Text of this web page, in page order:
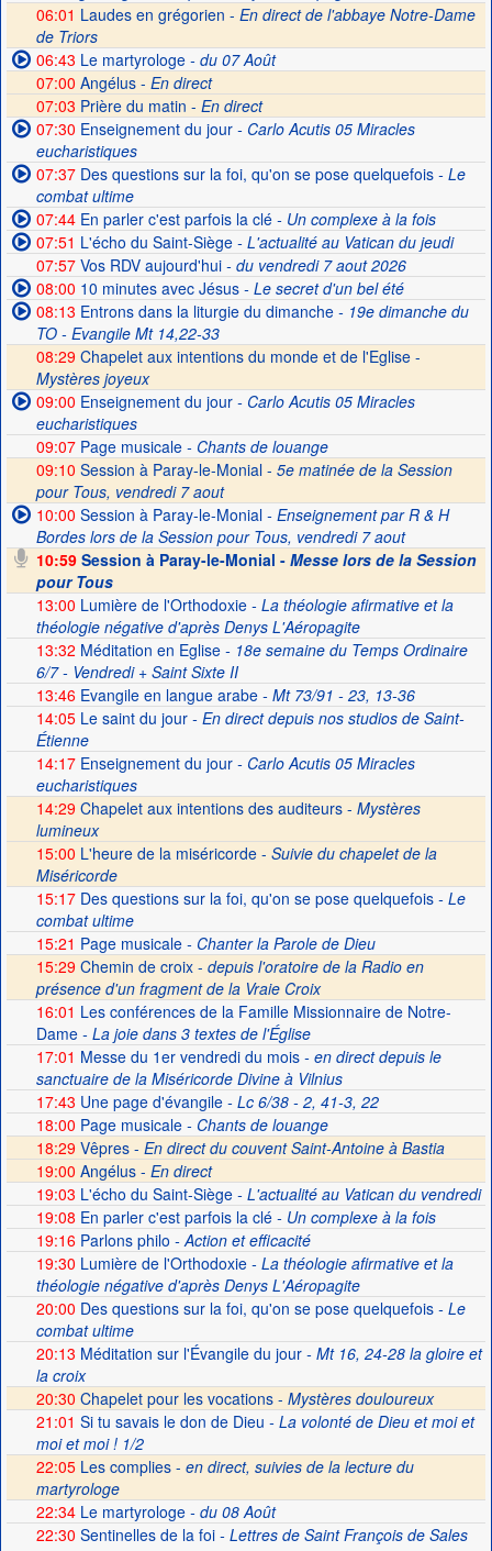
06:01 Laudes en grégorien - En direct de l'abbaye Notre-Dame
de Triors
06:43 Le martyrologe- du 07 Août
07:00 Angélus - En direct
07:03 Prière du matin - En direct
07:30 Enseignement du jour- Carlo Acutis 05 Miracles
eucharistiques
07:37Des questions sur la foi, qu'on se pose quelquefois- Le
combat ultime
07:44En parler c'est parfois la clé- Un complexe à la fois
07:51 L'écho du Saint-Siège- L'actualité au Vatican du jeudi
07:57Vos RDV aujourd'hui- du vendredi 7 aout 2026
08:00 10 minutes avec Jésus- Le secret d'un bel été
08:13 Entrons dans la liturgie du dimanche- 19e dimanche du
TO - Evangile Mt 14,22-33
08:29 Chapelet aux intentions du monde et de l'Eglise -
Mystères joyeux
09:00 Enseignement du jour- Carlo Acutis 05 Miracles
eucharistiques
09:07Page musicale- Chants de louange
09:10 Session à Paray-le-Monial - 5e matinée de la Session
pour Tous, vendredi 7 aout
10:00 Session à Paray-le-Monial- Enseignement par R & H
Bordes lors de la Session pour Tous, vendredi 7 aout
10:59Session à Paray-le-Monial - Messe lors de la Session
pour Tous
13:00 Lumière de l'Orthodoxie- La théologie afirmative et la
théologie négative d'après Denys L'Aéropagite
13:32 Méditation en Eglise- 18e semaine du Temps Ordinaire
6/7 - Vendredi + Saint Sixte II
13:46Evangile en langue arabe- Mt 73/91 - 23, 13-36
14:05Le saint du jour- En direct depuis nos studios de Saint-
Étienne
14:17Enseignement du jour- Carlo Acutis 05 Miracles
eucharistiques
14:29 Chapelet aux intentions des auditeurs - Mystères
lumineux
15:00 L'heure de la miséricorde - Suivie du chapelet de la
Miséricorde
15:17Des questions sur la foi, qu'on se pose quelquefois- Le
combat ultime
15:21 Page musicale- Chanter la Parole de Dieu
15:29 Chemin de croix - depuis l'oratoire de la Radio en
présence d'un fragment de la Vraie Croix
16:01 Les conférences de la Famille Missionnaire de Notre-
Dame- La joie dans 3 textes de l'Église
17:01 Messe du 1er vendredi du mois- en direct depuis le
sanctuaire de la Miséricorde Divine à Vilnius
17:43 Une page d'évangile- Lc 6/38 - 2, 41-3, 22
18:00 Page musicale- Chants de louange
18:29 Vêpres - En direct du couvent Saint-Antoine à Bastia
19:00 Angélus - En direct
19:03 L'écho du Saint-Siège- L'actualité au Vatican du vendredi
19:08 En parler c'est parfois la clé- Un complexe à la fois
19:16Parlons philo - Action et efficacité
19:30 Lumière de l'Orthodoxie- La théologie afirmative et la
théologie négative d'après Denys L'Aéropagite
20:00 Des questions sur la foi, qu'on se pose quelquefois- Le
combat ultime
20:13 Méditation sur l'Évangile du jour- Mt 16, 24-28 la gloire et
la croix
20:30 Chapelet pour les vocations - Mystères douloureux
21:01 Si tu savais le don de Dieu - La volonté de Dieu et moi et
moi et moi ! 1/2
22:05Les complies - en direct, suivies de la lecture du
martyrologe
22:34Le martyrologe- du 08 Août
22:30 Sentinelles de la foi- Lettres de Saint François de Sales